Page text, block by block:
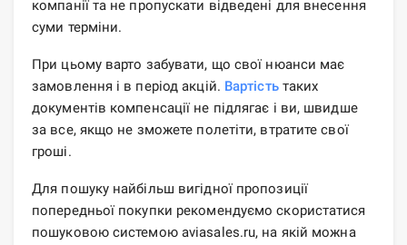
компанії та не пропускати відведені для внесення
суми терміни.
При цьому варто забувати, що свої нюанси має
замовлення і в період акцій. Вартістьтаких
документів компенсації не підлягає і ви, швидше
за все, якщо не зможете полетіти, втратите свої
гроші.
Для пошуку найбільш вигідної пропозиції
попередньої покупки рекомендуємо скористатися
пошуковою системою aviasales.ru, на якій можна